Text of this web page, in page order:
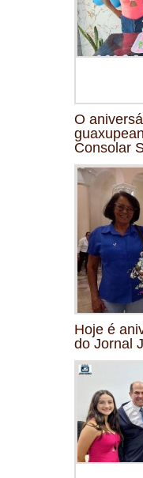
O
Consolar
Hoje é
do Jornal